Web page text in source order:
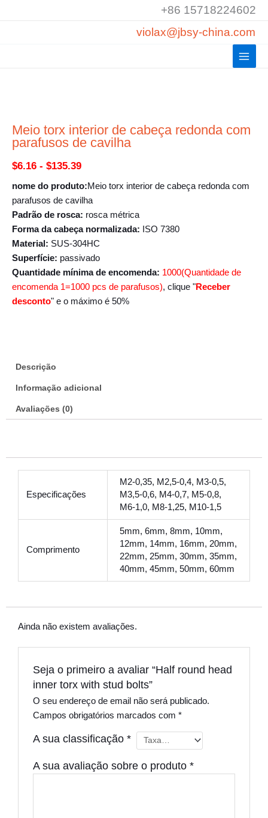
+86 15718224602
violax@jbsy-china.com
Meio torx interior de cabeça redonda com
parafusos de cavilha
$6.16 - $135.39Gama
de
preços:
$6.16
a
$135.39
nome do produto:Meio torx interior de cabeça redonda com
parafusos de cavilha
Padrão de rosca: rosca métrica
Forma da cabeça normalizada: ISO 7380
Material: SUS-304HC
Superfície: passivado
Quantidade mínima de encomenda: 1000(Quantidade de
encomenda 1=1000 pcs de parafusos), clique "Receber
desconto" e o máximo é 50%
Descrição
Informação adicional
Avaliações (0)
Especificações
M2-0,35, M2,5-0,4, M3-0,5,
M3,5-0,6, M4-0,7, M5-0,8,
M6-1,0, M8-1,25, M10-1,5
Comprimento
5mm, 6mm, 8mm, 10mm,
12mm, 14mm, 16mm, 20mm,
22mm, 25mm, 30mm, 35mm,
40mm, 45mm, 50mm, 60mm
Ainda não existem avaliações.
Seja o primeiro a avaliar “Half round head
inner torx with stud bolts”
O seu endereço de email não será publicado.
Campos obrigatórios marcados com*
A sua classificação*
A sua avaliação sobre o produto*